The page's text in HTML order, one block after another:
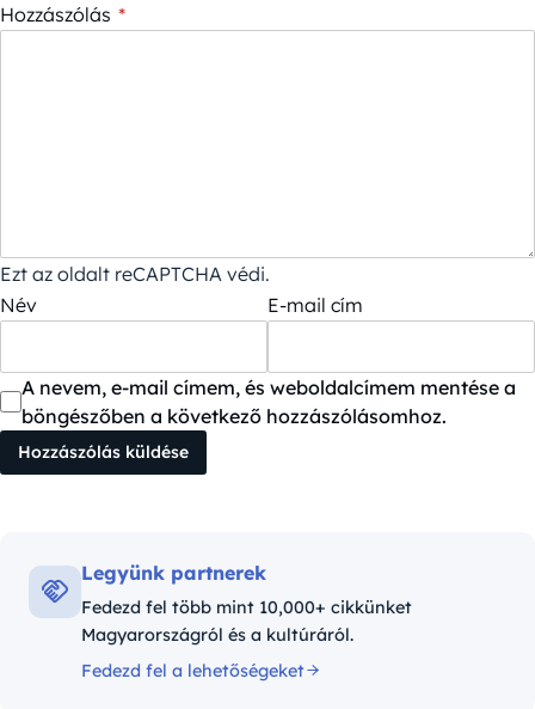
Hozzászólás *
Ezt az oldalt reCAPTCHA védi.
Név
E-mail cím
A nevem, e-mail címem, és weboldalcímem mentése a
böngészőben a következő hozzászólásomhoz.
Legyünk partnerek
Fedezd fel több mint 10,000+ cikkünket
Magyarországról és a kultúráról.
Fedezd fel a lehetőségeket